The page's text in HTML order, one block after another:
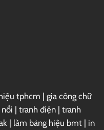
tphcm | gia công chữ
| tranh điện | tranh
| làm bảng hiệu bmt | in